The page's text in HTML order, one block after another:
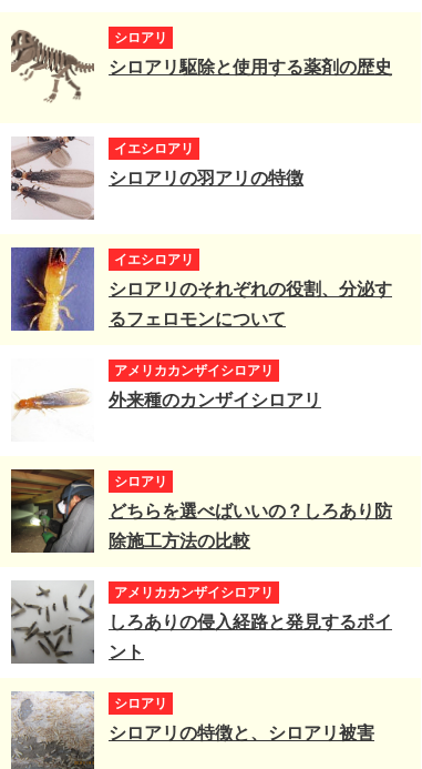
シロアリ
シロアリ駆除と使用する薬剤の歴史
イエシロアリ
シロアリの羽アリの特徴
イエシロアリ
シロアリのそれぞれの役割、分泌す
るフェロモンについて
アメリカカンザイシロアリ
外来種のカンザイシロアリ
シロアリ
どちらを選べばいいの？しろあり防
除施工方法の比較
アメリカカンザイシロアリ
しろありの侵入経路と発見するポイ
ント
シロアリ
シロアリの特徴と、シロアリ被害